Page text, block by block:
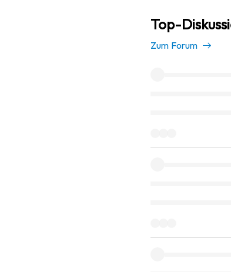
Top-
Zum Forum